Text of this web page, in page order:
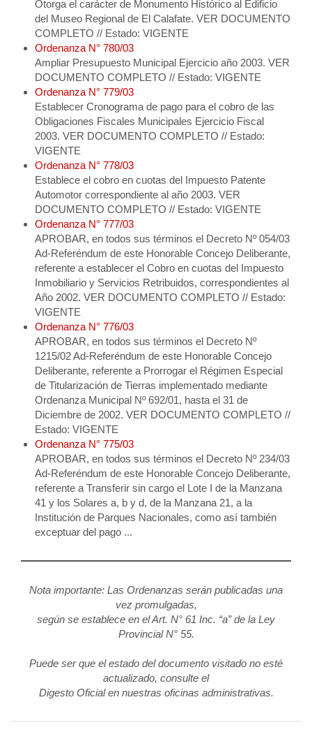
Otorga el carácter de Monumento Histórico al Edificio
del Museo Regional de El Calafate. VER DOCUMENTO
COMPLETO // Estado: VIGENTE
Ordenanza N° 780/03
Ampliar Presupuesto Municipal Ejercicio año 2003. VER
DOCUMENTO COMPLETO // Estado: VIGENTE
Ordenanza N° 779/03
Establecer Cronograma de pago para el cobro de las
Obligaciones Fiscales Municipales Ejercicio Fiscal
2003. VER DOCUMENTO COMPLETO // Estado:
VIGENTE
Ordenanza N° 778/03
Establece el cobro en cuotas del Impuesto Patente
Automotor correspondiente al año 2003. VER
DOCUMENTO COMPLETO // Estado: VIGENTE
Ordenanza N° 777/03
APROBAR, en todos sus términos el Decreto Nº 054/03
Ad-Referéndum de este Honorable Concejo Deliberante,
referente a establecer el Cobro en cuotas del Impuesto
Inmobiliario y Servicios Retribuidos, correspondientes al
Año 2002. VER DOCUMENTO COMPLETO // Estado:
VIGENTE
Ordenanza N° 776/03
APROBAR, en todos sus términos el Decreto Nº
1215/02 Ad-Referéndum de este Honorable Concejo
Deliberante, referente a Prorrogar el Régimen Especial
de Titularización de Tierras implementado mediante
Ordenanza Municipal Nº 692/01, hasta el 31 de
Diciembre de 2002. VER DOCUMENTO COMPLETO //
Estado: VIGENTE
Ordenanza N° 775/03
APROBAR, en todos sus términos el Decreto Nº 234/03
Ad-Referéndum de este Honorable Concejo Deliberante,
referente a Transferir sin cargo el Lote I de la Manzana
41 y los Solares a, b y d, de la Manzana 21, a la
Institución de Parques Nacionales, como así también
exceptuar del pago ...
Nota importante: Las Ordenanzas serán publicadas una
vez promulgadas,
según se establece en el Art. N° 61 Inc. “a” de la Ley
Provincial N° 55.
Puede ser que el estado del documento visitado no esté
actualizado, consulte el
Digesto Oficial en nuestras oficinas administrativas.